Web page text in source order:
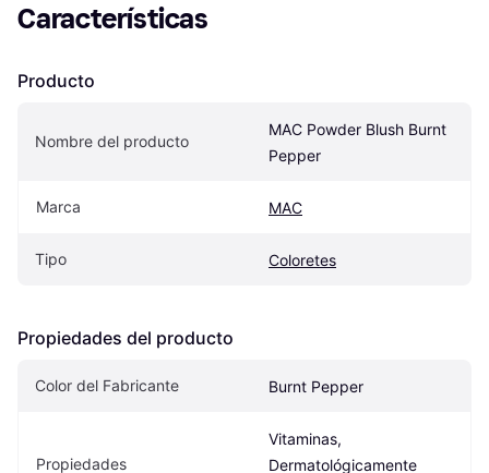
Características
Producto
Nombre del producto
MAC Powder Blush Burnt
Pepper
Marca MAC
Tipo Coloretes
Propiedades del producto
Color del Fabricante Burnt Pepper
Propiedades
Vitaminas,
Dermatológicamente